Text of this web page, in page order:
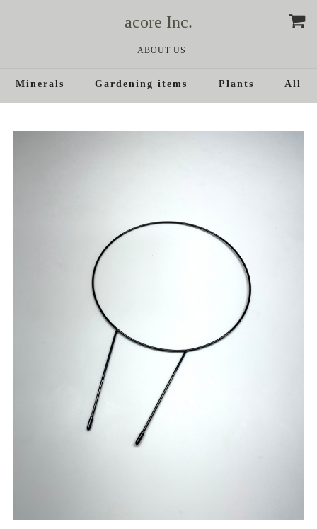
acore Inc.
ABOUT US
Minerals Gardening items Plants All